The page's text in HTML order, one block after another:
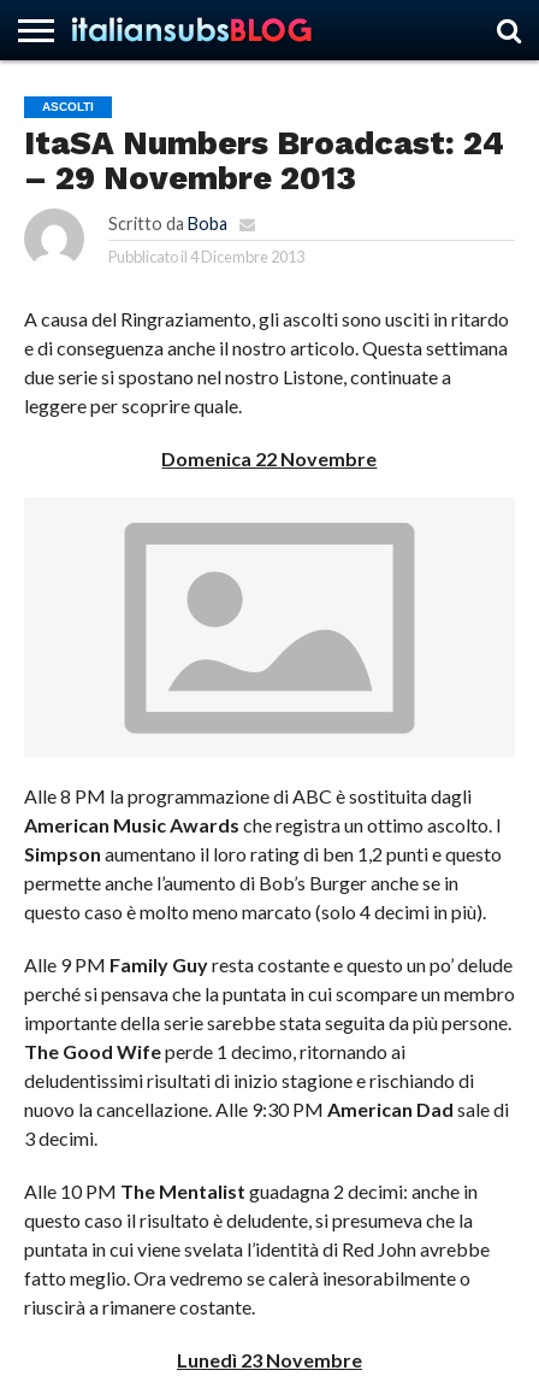
HOME
NEWS
ASCOLTI
RECENSIONI
INTERVISTE
CURIOSITÀ
CHI
SIAMO
CONTATTACI
FORUM
ITALIANSUBS
ASCOLTI
ItaSA Numbers Broadcast: 24
– 29 Novembre 2013
Scritto da Boba
Pubblicato il4 Dicembre 2013
A causa del Ringraziamento, gli ascolti sono usciti in ritardo
e di conseguenza anche il nostro articolo. Questa settimana
due serie si spostano nel nostro Listone, continuate a
leggere per scoprire quale.
Domenica 22 Novembre
Alle 8 PM la programmazione di ABC è sostituita dagli
American Music Awards che registra un ottimo ascolto. I
Simpson aumentano il loro rating di ben 1,2 punti e questo
permette anche l’aumento di Bob’s Burger anche se in
questo caso è molto meno marcato (solo 4 decimi in più).
Alle 9 PM Family Guyresta costante e questo un po’ delude
perché si pensava che la puntata in cui scompare un membro
importante della serie sarebbe stata seguita da più persone.
The Good Wifeperde 1 decimo, ritornando ai
deludentissimi risultati di inizio stagione e rischiando di
nuovo la cancellazione. Alle 9:30 PM American Dad sale di
3 decimi.
Alle 10 PM The Mentalist guadagna 2 decimi: anche in
questo caso il risultato è deludente, si presumeva che la
puntata in cui viene svelata l’identità di Red John avrebbe
fatto meglio. Ora vedremo se calerà inesorabilmente o
riuscirà a rimanere costante.
Lunedì 23 Novembre